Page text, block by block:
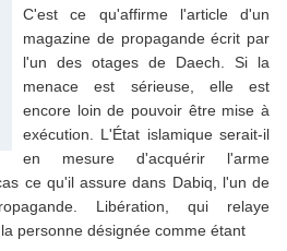
C'est ce qu'affirme l'article d'un
magazine de propagande écrit par
l'un des otages de Daech. Si la
menace est sérieuse, elle est
encore loin de pouvoir être mise à
exécution. L'État islamique serait-il
en mesure d'acquérir l'arme
ce qu'il assure dans Dabiq, l'un de
Libération, qui relaye
personne désignée comme étant